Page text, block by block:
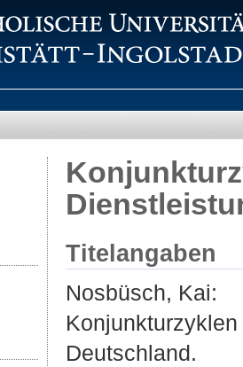
Titelangaben
Nosbüsch, Kai:
Deutschland.